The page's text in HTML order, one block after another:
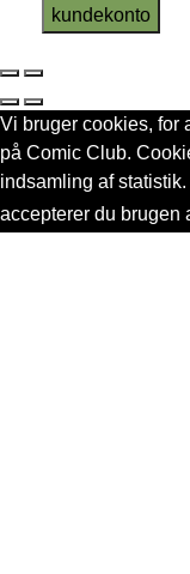
kundekonto
Vi bruger cookies, for
på Comic Club.
indsamling af
accepterer du brugen